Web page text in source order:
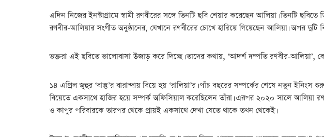
এদিন নিজের ইনস্টাগ্রামে স্বামী রণবীরের সঙ্গে তিনটি ছবি শেয়ার করেছেন আলিয়া। তিনটি
রণবীর-আলিয়ার সংগীত অনুষ্ঠানের, যেখানে রণবীরের চোখে হারিয়ে গিয়েছেন আলিয়া। অপর দুটি
ভক্তরা এই ছবিতে ভালোবাসা উজাড় করে দিচ্ছে। তাদের কথায়, ‘আদর্শ দম্পতি রণবীর-আলিয়া’,
১৪ এপ্রিল জুহুর ‘বাস্তু’র বারান্দায় বিয়ে হয় ‘রালিয়া’র। পাঁচ বছরের সম্পর্কের শেষে নতুন
বিয়েতে একসাথে হাজির হয়ে সম্পর্ক অফিসিয়াল করেছিলেন তাঁরা। এরপর ২০২০ সালে আলিয়া
ও কাপুর পরিবারকে তারপর থেকে প্রায়ই একসাথে দেখা যেতে থাকে তখন থেকেই।